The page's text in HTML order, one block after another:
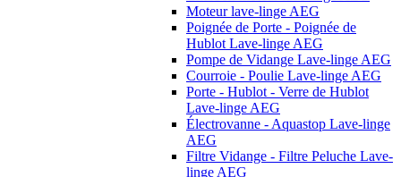
Moteur lave-linge AEG
Poignée de Porte - Poignée de
Hublot Lave-linge AEG
Pompe de Vidange Lave-linge AEG
Courroie - Poulie Lave-linge AEG
Porte - Hublot - Verre de Hublot
Lave-linge AEG
Électrovanne - Aquastop Lave-linge
AEG
Filtre Vidange - Filtre Peluche Lave-
linge AEG